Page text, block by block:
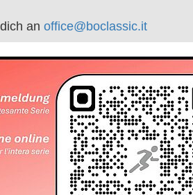
anoffice@boclassic.it